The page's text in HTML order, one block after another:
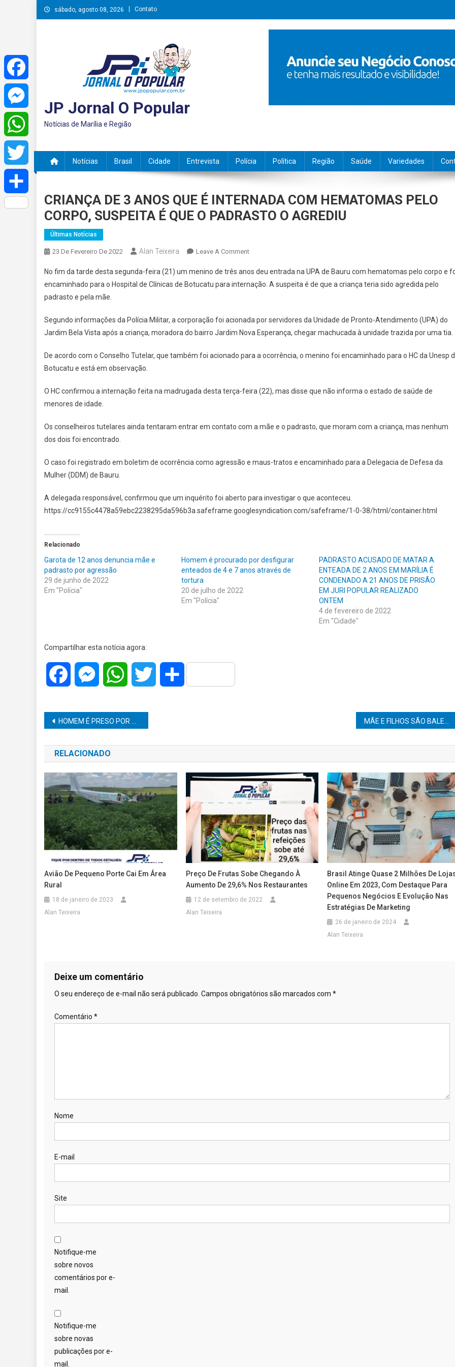
Skip
to
sábado, agosto 08, 2026 Contato
JP Jornal O Popular
Notícias de Marília e Região
Notícias Brasil Cidade Entrevista Polícia Política Região Saúde Variedades
CRIANÇA DE 3 ANOS QUE É INTERNADA COM HEMATOMAS PELO
CORPO, SUSPEITA É QUE O PADRASTO O AGREDIU
Últimas Notícias
23 De Fevereiro De 2022 Alan Teixeira Leave A CommentOn
DE
3
É
INTERNADA
HEMATOMAS
SUSPEITA
O
AGREDIU
No fim da tarde desta segunda-feira (21) um menino de três anos deu entrada na UPA de Bauru com hematomas pelo corpo e
encaminhado para o Hospital de Clínicas de Botucatu para internação. A suspeita é de que a criança teria sido agredida pelo
padrasto e pela mãe.
Segundo informações da Polícia Militar, a corporação foi acionada por servidores da Unidade de Pronto-Atendimento (UPA) do
Jardim Bela Vista após a criança, moradora do bairro Jardim Nova Esperança, chegar machucada à unidade trazida por uma tia.
De acordo com o Conselho Tutelar, que também foi acionado para a ocorrência, o menino foi encaminhado para o HC da Unesp
Botucatu e está em observação.
O HC confirmou a internação feita na madrugada desta terça-feira (22), mas disse que não informa o estado de saúde de
menores de idade.
Os conselheiros tutelares ainda tentaram entrar em contato com a mãe e o padrasto, que moram com a criança, mas nenhum
dos dois foi encontrado.
O caso foi registrado em boletim de ocorrência como agressão e maus-tratos e encaminhado para a Delegacia de Defesa da
Mulher (DDM) de Bauru.
A delegada responsável, confirmou que um inquérito foi aberto para investigar o que aconteceu.
https://cc9155c4478a59ebc2238295da596b3a.safeframe.googlesyndication.com/safeframe/1-0-38/html/container.html
Relacionado
Garota de 12 anos denuncia mãe e
padrasto por agressão
29 de junho de 2022
Em "Polícia"
Homem é procurado por desfigurar
enteados de 4 e 7 anos através de
tortura
20 de julho de 2022
Em "Polícia"
PADRASTO ACUSADO DE MATAR A
ENTEADA DE 2 ANOS EM MARÍLIA É
CONDENADO A 21 ANOS DE PRISÃO
EM JURI POPULAR REALIZADO
ONTEM
4 de fevereiro de 2022
Em "Cidade"
Compartilhar esta notícia agora:
Facebook MessengerWhatsAppTwitter Share
Navegação
de
Post
HOMEM É PRESO POR DÉBITOS ALIMENTÍCIOS NESTA TERÇA-FEIRA EM MARÍLIA
RELACIONADO
Avião De Pequeno Porte Cai Em Área
Rural
18 de janeiro de 2023
Alan Teixeira
Preço De Frutas Sobe Chegando À
Aumento De 29,6% Nos Restaurantes
12 de setembro de 2022
Alan Teixeira
Brasil Atinge Quase 2 Milhões De
Online Em 2023, Com Destaque Para
Pequenos Negócios E Evolução Nas
Estratégias De Marketing
26 de janeiro de 2024
Alan Teixeira
Deixe um comentário
O seu endereço de e-mail não será publicado. Campos obrigatórios são marcados com *
Comentário *
Nome
E-mail
Site
Notifique-me
sobre novos
comentários por e-
mail.
Notifique-me
sobre novas
publicações por e-
mail.
Facebook
Messenger
WhatsApp
Twitter
Share